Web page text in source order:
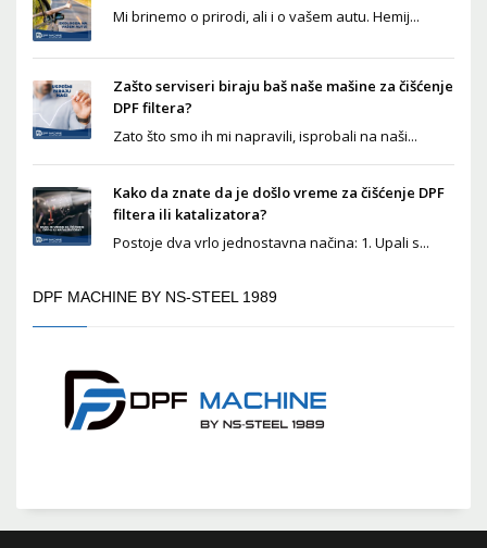
Mi brinemo o prirodi, ali i o vašem autu. Hemij...
Zašto serviseri biraju baš naše mašine za čišćenje
DPF filtera?
Zato što smo ih mi napravili, isprobali na naši...
Kako da znate da je došlo vreme za čišćenje DPF
filtera ili katalizatora?
Postoje dva vrlo jednostavna načina: 1. Upali s...
DPF MACHINE BY NS-STEEL 1989